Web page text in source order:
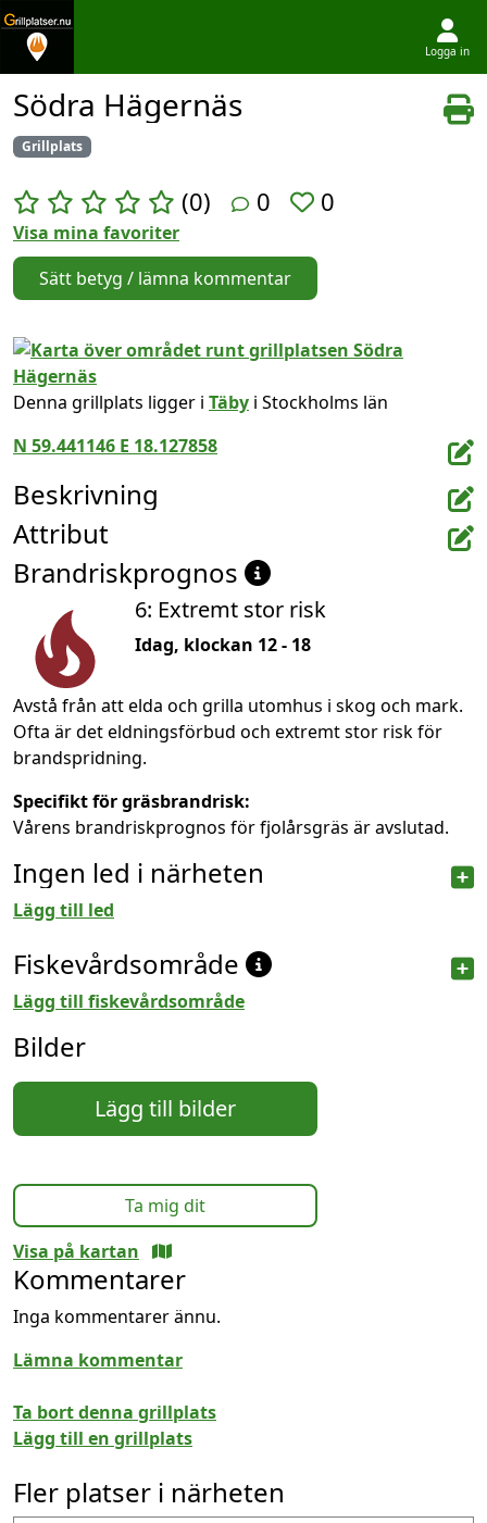
Logga in
Södra Hägernäs
Grillplats
(0) 0 0
Visa mina favoriter
Sätt betyg / lämna kommentar
Denna grillplats ligger i Täby i Stockholms län
N 59.441146 E 18.127858
Beskrivning
Attribut
Brandriskprognos
6: Extremt stor risk
Idag, klockan 12 - 18
Avstå från att elda och grilla utomhus i skog och mark.
Ofta är det eldningsförbud och extremt stor risk för
brandspridning.
Specifikt för gräsbrandrisk:
Vårens brandriskprognos för fjolårsgräs är avslutad.
Ingen led i närheten
Lägg till led
Fiskevårdsområde
Lägg till fiskevårdsområde
Bilder
Lägg till bilder
Ta mig dit
Visa på kartan
Kommentarer
Inga kommentarer ännu.
Lämna kommentar
Ta bort denna grillplats
Lägg till en grillplats
Fler platser i närheten